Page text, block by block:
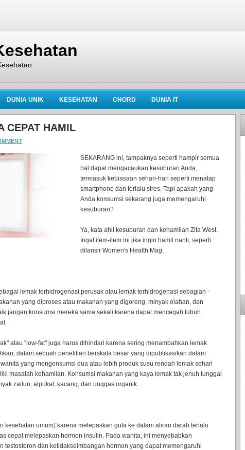
DUNIA UNIK KESEHATAN CHORD DUNIA IT
CEPAT HAMIL
SEKARANG ini, tampaknya seperti hampir semua
hal dapat mengacaukan kesuburan Anda,
termasuk kebiasaan sehari-hari seperti menatap
smartphone dan terlalu stres. Tapi apakah yang
Anda konsumsi sekarang juga memengaruhi
kesuburan?
Ya, kata ahli kesuburan dan kehamilan Zita West.
Ingat item-item ini jika ingin hamil nanti, seperti
dilansir Women's Health Mag.
lemak terhidrogenasi perusak atau lemak terhidrogenasi sebagian -
yang diproses atau makanan yang digoreng, minyak olahan, dan
jangan konsumsi mereka sama sekali karena dapat mencegah tubuh
atau "low-fat" juga harus dihindari karena sering menambahkan lemak
dalam sebuah penelitian berskala besar yang dipublikasikan dalam
yang mengonsumsi dua atau lebih produk susu rendah lemak sehari
masalah kehamilan. Konsumsi makanan yang kaya lemak tak jenuh tunggal
zaitun, alpukat, kacang, dan unggas organik.
kesehatan umum) karena melepaskan gula ke dalam aliran darah terlalu
cepat melepaskan hormon insulin. Pada wanita, ini menyebabkan
testosteron dan ketidakseimbangan hormon yang dapat memengaruhi